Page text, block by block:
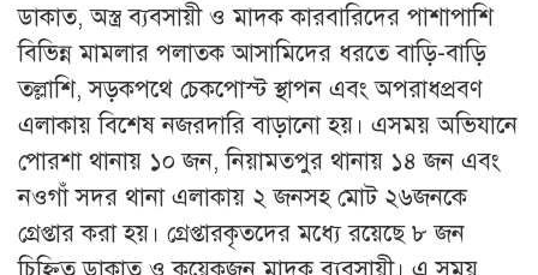
ডাকাত, অস্ত্র ব্যবসায়ী ও মাদক কারবারিদের পাশাপাশি
বিভিন্ন মামলার পলাতক আসামিদের ধরতে বাড়ি-বাড়ি
তল্লাশি, সড়কপথে চেকপোস্ট স্থাপন এবং অপরাধপ্রবণ
এলাকায় বিশেষ নজরদারি বাড়ানো হয়। এসময় অভিযানে
পোরশা থানায় ১০ জন, নিয়ামতপুর থানায় ১৪ জন এবং
নওগাঁ সদর থানা এলাকায় ২ জনসহ মোট ২৬জনকে
গ্রেপ্তার করা হয়। গ্রেপ্তারকৃতদের মধ্যে রয়েছে ৮ জন